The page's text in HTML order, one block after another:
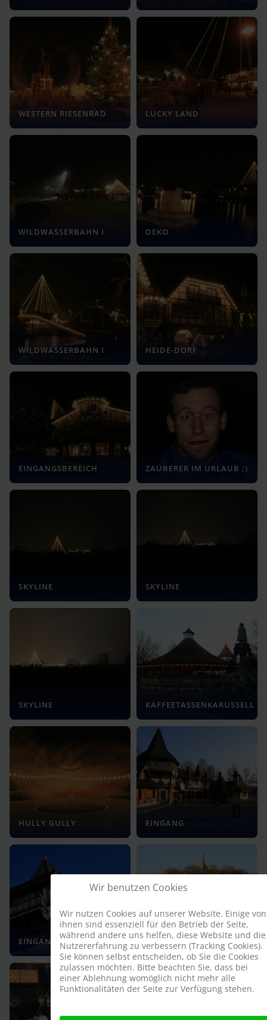
WESTERN RIESENRAD LUCKY LAND
WILDWASSERBAHN I DEKO
WILDWASSERBAHN I HEIDE-DORF
EINGANGSBEREICH ZAUBERER IM URLAUB ;)
SKYLINE SKYLINE
SKYLINE KAFFEETASSENKARUSSELL
HULLY GULLY EINGANG
EINGANG
WIENER
PFERDEKARUSSELL
Wir benutzen Cookies
Wir nutzen Cookies auf unserer Website. Einige von
ihnen sind essenziell für den Betrieb der Seite,
während andere uns helfen, diese Website und die
Nutzererfahrung zu verbessern (Tracking Cookies).
Sie können selbst entscheiden, ob Sie die Cookies
zulassen möchten. Bitte beachten Sie, dass bei
einer Ablehnung womöglich nicht mehr alle
Funktionalitäten der Seite zur Verfügung stehen.